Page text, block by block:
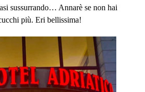
sussurrando… Annarè se non hai
più. Eri bellissima!